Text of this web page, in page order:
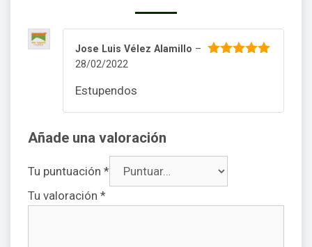
Jose Luis Vélez Alamillo –
28/02/2022
Estupendos
Añade una valoración
Tu puntuación *
Tu valoración *